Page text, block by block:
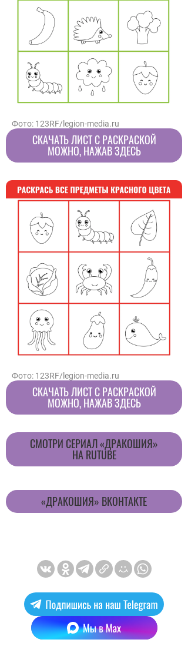
Фото: 123RF/legion-media.ru
СКАЧАТЬ ЛИСТ С РАСКРАСКОЙ
МОЖНО, НАЖАВ ЗДЕСЬ
Фото: 123RF/legion-media.ru
СКАЧАТЬ ЛИСТ С РАСКРАСКОЙ
МОЖНО, НАЖАВ ЗДЕСЬ
CМОТРИ СЕРИАЛ «ДРАКОШИЯ»
НА RUTUBE
«ДРАКОШИЯ» ВКОНТАКТЕ